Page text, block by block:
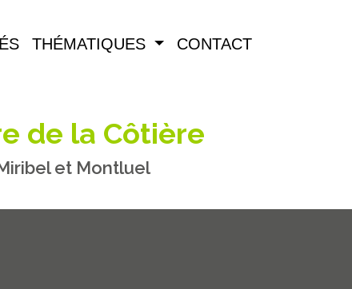
THÉMATIQUES CONTACT
de la Côtière
et Montluel